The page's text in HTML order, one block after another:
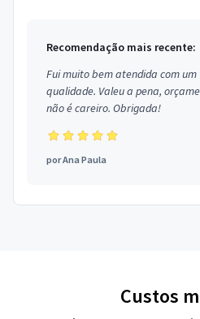
Recomendação mais recente:
Fui muito bem atendida com
qualidade. Valeu a pena,
não é careiro. Obrigada!
porAna Paula
Custos